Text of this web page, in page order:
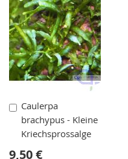
Caulerpa
brachypus - Kleine
Kriechsprossalge
9,50 €
In
den
Warenkorb